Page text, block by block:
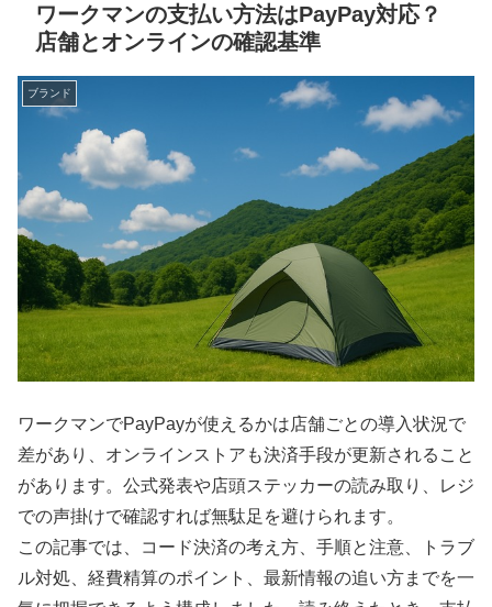
ワークマンの支払い方法はPayPay対応？
店舗とオンラインの確認基準
ブランド
ワークマンでPayPayが使えるかは店舗ごとの導入状況で
差があり、オンラインストアも決済手段が更新されること
があります。公式発表や店頭ステッカーの読み取り、レジ
での声掛けで確認すれば無駄足を避けられます。
この記事では、コード決済の考え方、手順と注意、トラブ
ル対処、経費精算のポイント、最新情報の追い方までを一